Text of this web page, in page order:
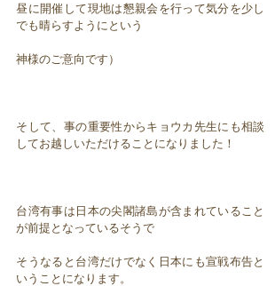
昼に開催して現地は懇親会を行って気分を少し
でも晴らすようにという
神様のご意向です）
そして、事の重要性からキョウカ先生にも相談
してお越しいただけることになりました！
台湾有事は日本の尖閣諸島が含まれていること
が前提となっているそうで
そうなると台湾だけでなく日本にも宣戦布告と
いうことになります。